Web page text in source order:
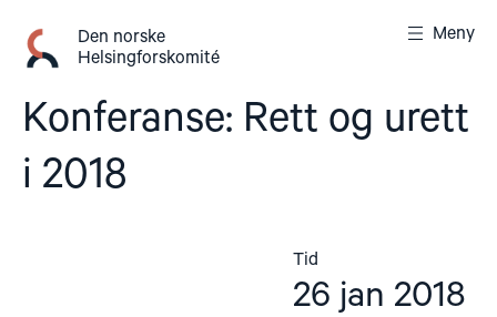
innhold
Den norske
Helsingforskomité
Meny
Konferanse: Rett og urett
i 2018
Tid
26 jan 2018